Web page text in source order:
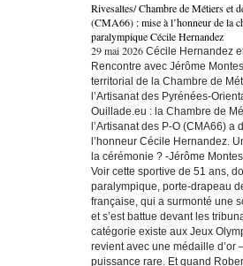
Rivesaltes/ Chambre de Métiers et
(CMA66) : mise à l’honneur de la
paralympique Cécile Hernandez
29 mai 2026 Cécile Hernandez
Rencontre avec Jérôme
territorial de la Chambre de
l’Artisanat des Pyrénées-
Ouillade.eu : la Chambre de
l’Artisanat des P-O (CMA66) a
l’honneur Cécile Hernandez.
la cérémonie ? -Jérôme
Voir cette sportive de 51 ans,
paralympique, porte-drapeau
française, qui a surmonté une
et s’est battue devant les
catégorie existe aux Jeux
revient avec une médaille d’or
puissance rare. Et quand